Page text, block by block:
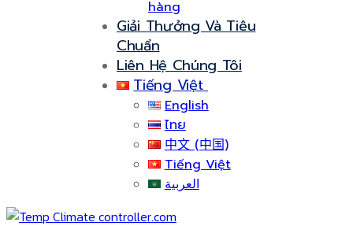
hàng
Giải Thưởng Và Tiêu
Chuẩn
Liên Hệ Chúng Tôi
Tiếng Việt
English
ไทย
中文 (中国)
Tiếng Việt
العربية